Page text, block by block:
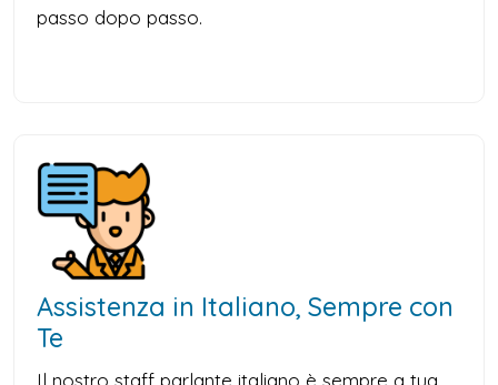
passo dopo passo.
Assistenza in Italiano, Sempre con
Te
Il nostro staff parlante italiano è sempre a tua